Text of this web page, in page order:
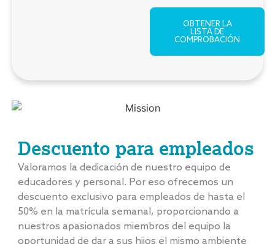
OBTENER LA
LISTA DE
COMPROBACIÓN
Descuento para empleados
Valoramos la dedicación de nuestro equipo de
educadores y personal. Por eso ofrecemos un
descuento exclusivo para empleados de hasta el
50% en la matrícula semanal, proporcionando a
nuestros apasionados miembros del equipo la
oportunidad de dar a sus hijos el mismo ambiente